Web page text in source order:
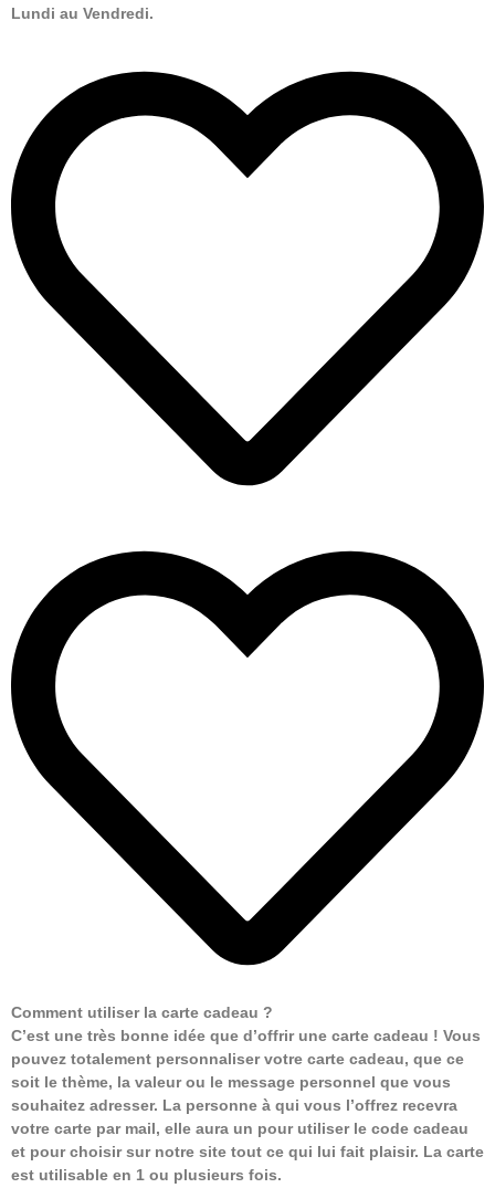
Lundi au Vendredi.
Comment utiliser la carte cadeau ?
C’est une très bonne idée que d’offrir une carte cadeau ! Vous
pouvez totalement personnaliser votre carte cadeau, que ce
soit le thème, la valeur ou le message personnel que vous
souhaitez adresser. La personne à qui vous l’offrez recevra
votre carte par mail, elle aura un pour utiliser le code cadeau
et pour choisir sur notre site tout ce qui lui fait plaisir. La carte
est utilisable en 1 ou plusieurs fois.